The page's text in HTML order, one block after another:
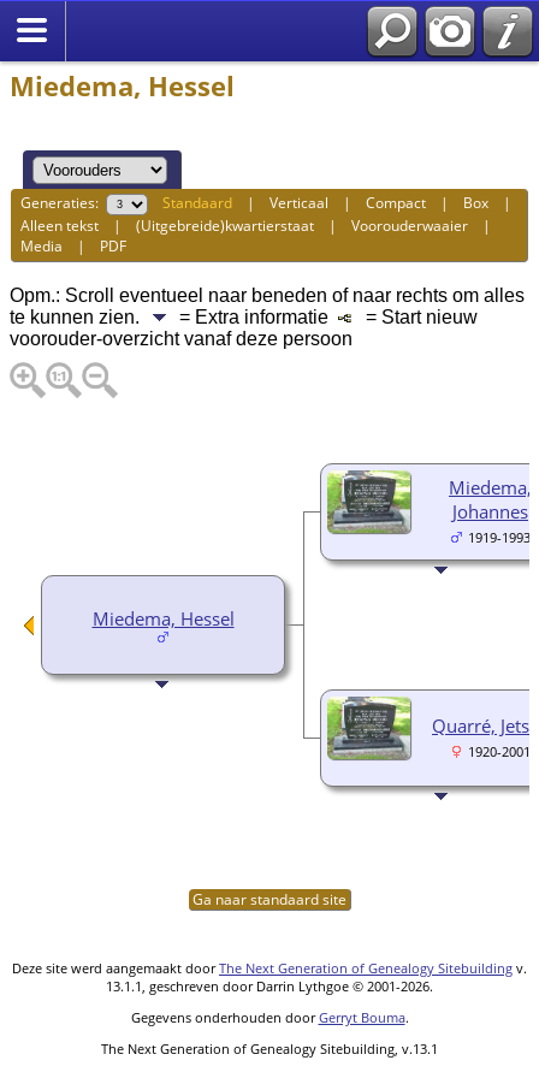
Miedema, Hessel
Generaties: Standaard |Verticaal |Compact | Box |
Alleen tekst |(Uitgebreide)kwartierstaat |Voorouderwaaier |
Media | PDF
Opm.: Scroll eventueel naar beneden of naar rechts om alles
te kunnen zien.
= Extra informatie
= Start nieuw
voorouder-overzicht vanaf deze persoon
Miedema, Hessel
Miedema,
Johannes
1919-1993
Quarré,
1920-2001
Ga naar standaard site
Deze site werd aangemaakt doorThe Next Generation of Genealogy Sitebuilding v.
13.1.1, geschreven door Darrin Lythgoe © 2001-2026.
Gegevens onderhouden doorGerryt Bouma.
The Next Generation of Genealogy Sitebuilding, v.13.1